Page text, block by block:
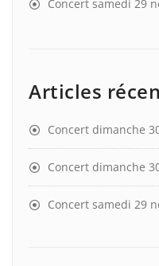
Concert samedi 29
Articles
Concert dimanche
Concert dimanche
Concert samedi 29